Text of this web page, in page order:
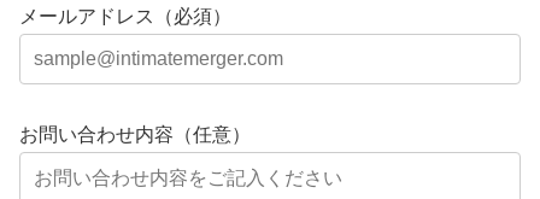
メールアドレス（必須）
お問い合わせ内容（任意）